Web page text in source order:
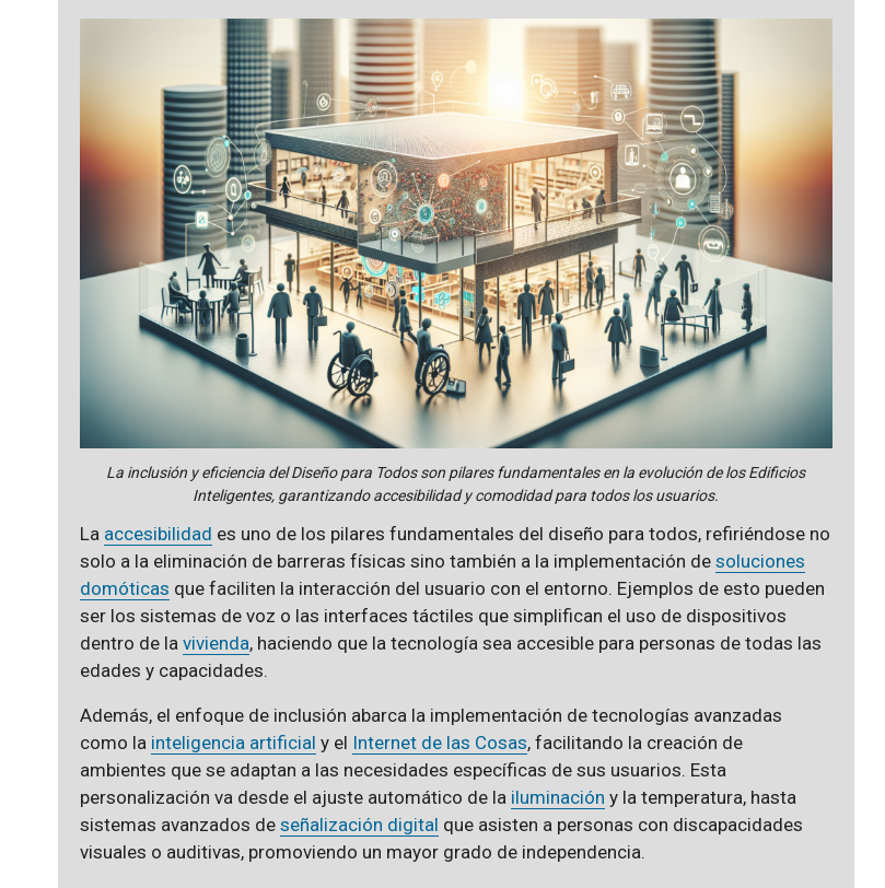
La inclusión y eficiencia del Diseño para Todos son pilares fundamentales en la evolución de los Edificios
Inteligentes, garantizando accesibilidad y comodidad para todos los usuarios.
La accesibilidad es uno de los pilares fundamentales del diseño para todos, refiriéndose no
solo a la eliminación de barreras físicas sino también a la implementación de soluciones
domóticas que faciliten la interacción del usuario con el entorno. Ejemplos de esto pueden
ser los sistemas de voz o las interfaces táctiles que simplifican el uso de dispositivos
dentro de la vivienda, haciendo que la tecnología sea accesible para personas de todas las
edades y capacidades.
Además, el enfoque de inclusión abarca la implementación de tecnologías avanzadas
como la inteligencia artificial y el Internet de las Cosas, facilitando la creación de
ambientes que se adaptan a las necesidades específicas de sus usuarios. Esta
personalización va desde el ajuste automático de la iluminación y la temperatura, hasta
sistemas avanzados de señalización digital que asisten a personas con discapacidades
visuales o auditivas, promoviendo un mayor grado de independencia.